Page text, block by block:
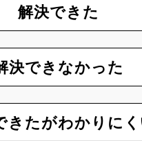
解決できた
決できなかった
きたがわかりに